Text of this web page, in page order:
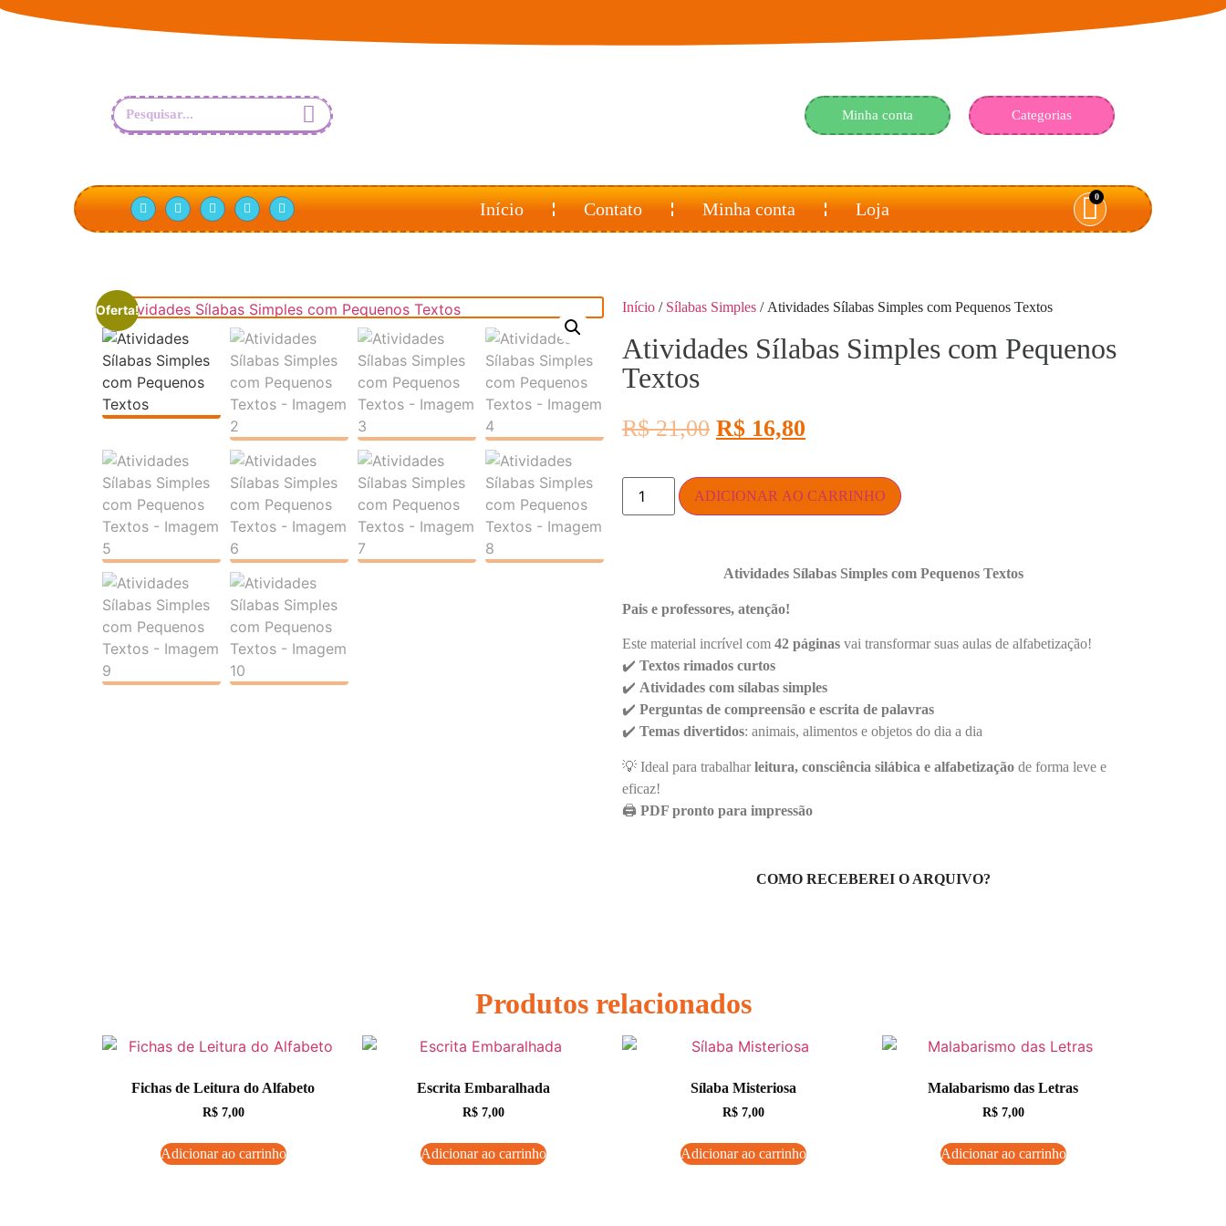
Minha conta Categorias
Início Contato Minha conta Loja
0
Oferta! Início / Sílabas Simples / Atividades Sílabas Simples com Pequenos Textos
Atividades Sílabas Simples com Pequenos
Textos
R$21,00 R$ 16,80
ADICIONAR AO CARRINHO
Atividades Sílabas Simples com Pequenos Textos
Pais e professores, atenção!
Este material incrível com 42 páginas vai transformar suas aulas de alfabetização!
✔️ Textos rimados curtos
✔️ Atividades com sílabas simples
✔️ Perguntas de compreensão e escrita de palavras
✔️ Temas divertidos: animais, alimentos e objetos do dia a dia
💡 Ideal para trabalharleitura, consciência silábica e alfabetização de forma leve e
eficaz!
🖨️ PDF pronto para impressão
COMO RECEBEREI O ARQUIVO?
Produtos relacionados
Fichas de Leitura do Alfabeto
R$7,00
Adicionar ao carrinho
Escrita Embaralhada
R$7,00
Adicionar ao carrinho
Sílaba Misteriosa
R$7,00
Adicionar ao carrinho
Malabarismo das Letras
R$7,00
Adicionar ao carrinho